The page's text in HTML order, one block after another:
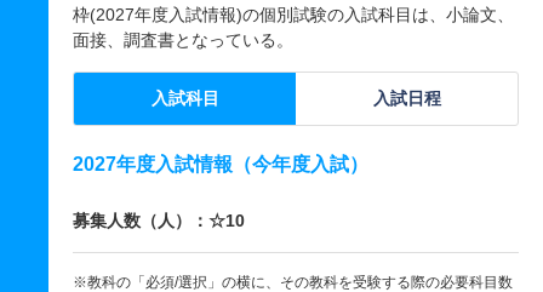
枠(2027年度入試情報)の個別試験の入試科目は、小論文、
面接、調査書となっている。
入試科目 入試日程
2027年度入試情報（今年度入試）
募集人数（人）：☆10
※教科の「必須/選択」の横に、その教科を受験する際の必要科目数